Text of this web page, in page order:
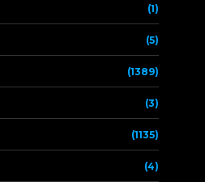
(1)
(5)
(1389)
(3)
(1135)
(4)